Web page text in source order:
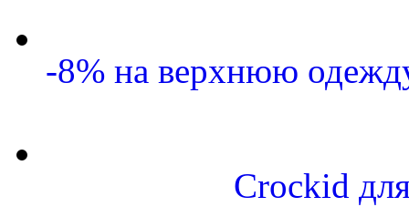
-8% на верхнюю
Crockid